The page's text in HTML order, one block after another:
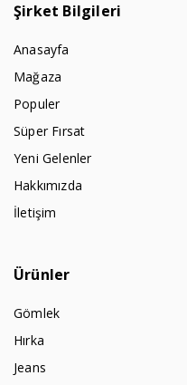
Şirket Bilgileri
Anasayfa
Mağaza
Populer
Süper Fırsat
Yeni Gelenler
Hakkımızda
İletişim
Ürünler
Gömlek
Hırka
Jeans